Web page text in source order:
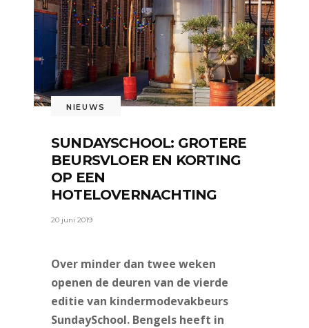
NIEUWS
SUNDAYSCHOOL: GROTERE
BEURSVLOER EN KORTING
OP EEN
HOTELOVERNACHTING
20 juni 2019
Over minder dan twee weken
openen de deuren van de vierde
editie van kindermodevakbeurs
SundaySchool. Bengels heeft in